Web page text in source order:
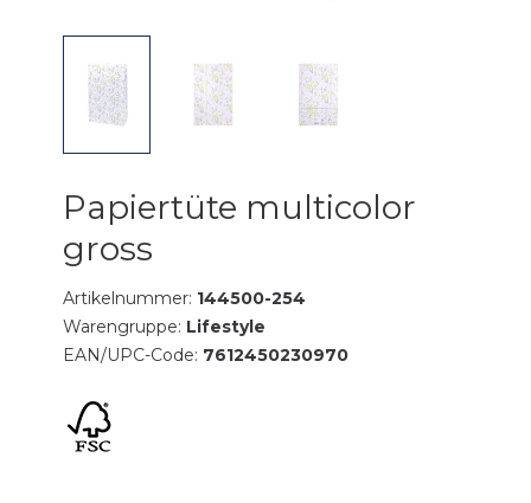
Papiertüte multicolor
gross
Artikelnummer: 144500-254
Warengruppe: Lifestyle
EAN/UPC-Code: 7612450230970